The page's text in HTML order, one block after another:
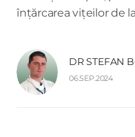
înțărcarea vițeilor de
DR STEFAN
06.SEP.2024